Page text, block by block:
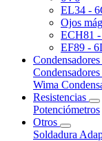
EL34 -
Ojos
ECH81
EF89 -
Condensadores
Wima
Resistencias
Potenciómetros
Otros
Soldadura